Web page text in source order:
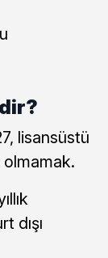
lisansüstü
olmamak.
dışı